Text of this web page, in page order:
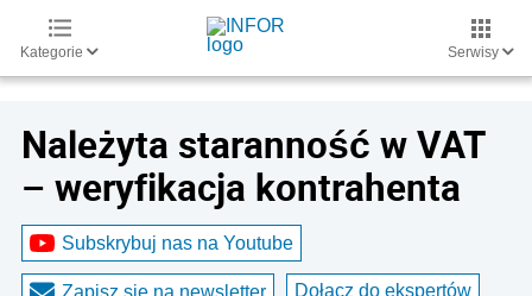
Kategorie Serwisy
Należyta staranność w VAT
– weryfikacja kontrahenta
Subskrybuj nas na Youtube
Zapisz się na newsletter Dołącz do ekspertów